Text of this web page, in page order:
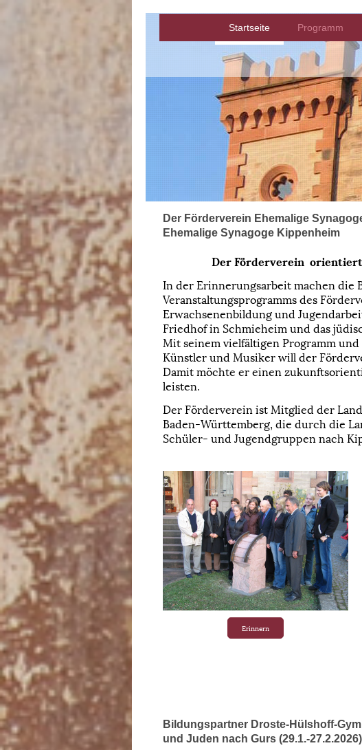
Startseite Programm
Der Förderverein Ehemalige
Ehemalige Synagoge Kippenheim
Der Förderverein orientiert
In der Erinnerungsarbeit machen die
Veranstaltungsprogramms des
Erwachsenenbildung und
Friedhof in Schmieheim und das
Mit seinem vielfältigen Programm
Künstler und Musiker will der
Damit möchte er einen
leisten.
Der Förderverein ist Mitglied der
Baden-Württemberg, die durch die
Schüler- und Jugendgruppen nach
Erinnern
Bildungspartner Droste-Hülshoff-
und Juden nach Gurs (29.1.-27.2.2026)